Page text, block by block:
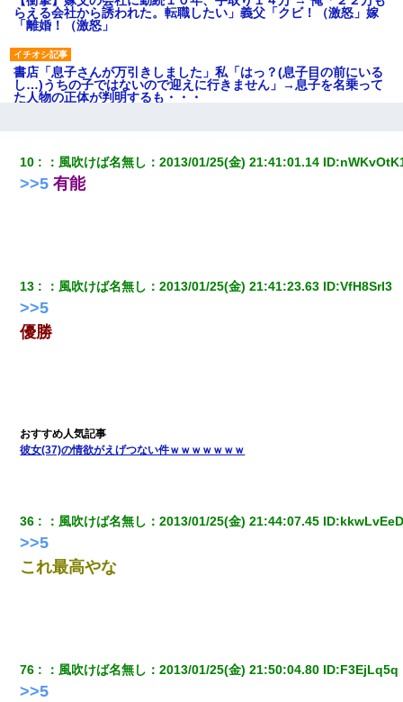
らえる会社から誘われた。転職したい」義父「クビ！（激怒」嫁
「離婚！（激怒」
書店「息子さんが万引きしました」私「はっ？(息子目の前にいる
し…)うちの子ではないので迎えに行きません」→息子を名乗って
た人物の正体が判明するも・・・
ｗｗｗｗｗｗｗ
てよ！気持ち悪い！（ｼｯｼｯ」→ 後日、俺を見つけた母親がすっ飛
んできて・・・
日航機墜落事故の「ここからは日本語で大丈夫ですよ〜」の絶望
私が遺産を相続。→それを知った義両親が「旅行代金を出せ！」
「リフォーム費用を負担しろ！」「金の管理は私達がする！」と
浅ましくも集りにきた。
友人「酒の勢いで女先輩をホテルに連れ込んだｗｗｗｗｗ」俺
「…」
10 ： 風吹けば名無し ：2013/01/25(金) 21:41:01.14 ID:
>>5 有能
13 ： 風吹けば名無し ：2013/01/25(金) 21:41:23.63 ID:VfH8Srl3
>>5
優勝
彼女(37)の情欲がえげつない件ｗｗｗｗｗｗｗ
36 ： 風吹けば名無し ：2013/01/25(金) 21:44:07.45 ID:
>>5
これ最高やな
76 ： 風吹けば名無し ：2013/01/25(金) 21:50:04.80 ID:F3EjLq5q
>>5